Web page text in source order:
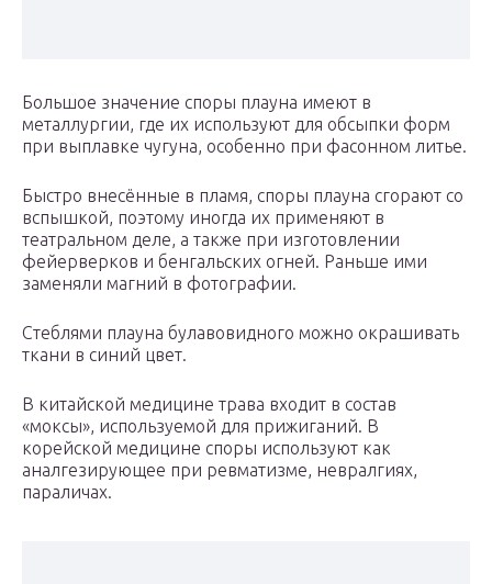
Большое значение споры плауна имеют в
металлургии, где их используют для обсыпки форм
при выплавке чугуна, особенно при фасонном литье.
Быстро внесённые в пламя, споры плауна сгорают со
вспышкой, поэтому иногда их применяют в
театральном деле, а также при изготовлении
фейерверков и бенгальских огней. Раньше ими
заменяли магний в фотографии.
Стеблями плауна булавовидного можно окрашивать
ткани в синий цвет.
В китайской медицине трава входит в состав
«моксы», используемой для прижиганий. В
корейской медицине споры используют как
аналгезирующее при ревматизме, невралгиях,
параличах.